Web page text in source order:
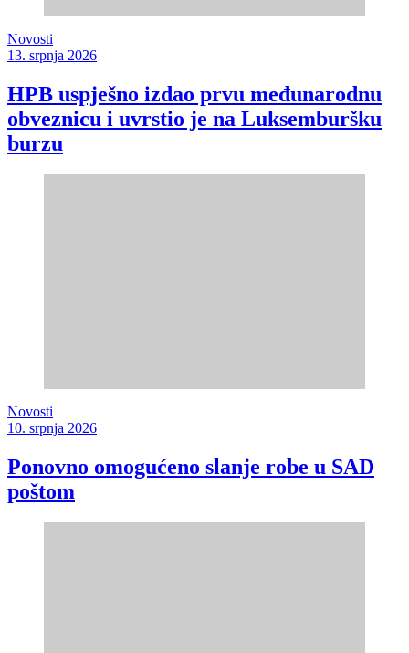
Novosti
13. srpnja 2026
HPB uspješno izdao prvu međunarodnu
obveznicu i uvrstio je na Luksemburšku
burzu
Novosti
10. srpnja 2026
Ponovno omogućeno slanje robe u SAD
poštom